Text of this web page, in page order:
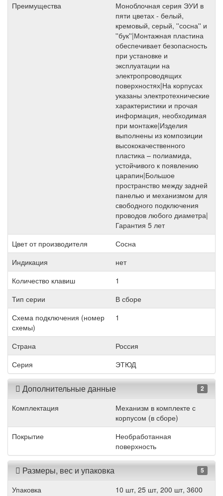
Преимущества
Моноблочная серия ЭУИ в
пяти цветах - белый,
кремовый, серый, ''сосна'' и
''бук''|Монтажная пластина
обеспечивает безопасность
при установке и
эксплуатации на
электропроводящих
поверхностях|На корпусах
указаны электротехнические
характеристики и прочая
информация, необходимая
при монтаже|Изделия
выполнены из композиции
высококачественного
пластика – полиамида,
устойчивого к появлению
царапин|Большое
пространство между задней
панелью и механизмом для
свободного подключения
проводов любого диаметра|
Гарантия 5 лет
Цвет от производителя
Сосна
Индикация
нет
Количество клавиш
1
Тип серии
В сборе
Схема подключения (номер
схемы)
1
Страна
Россия
Серия
ЭТЮД
Дополнительные данные 2
Комплектация
Механизм в комплекте с
корпусом (в сборе)
Покрытие
Необработанная
поверхность
Размеры, вес и упаковка 5
Упаковка
10 шт, 25 шт, 200 шт, 3600